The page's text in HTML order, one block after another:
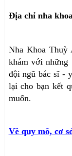
Địa chỉ nha
Nha Khoa Thuỳ
khám với những
đội ngũ bác sĩ -
lại cho bạn kết
muốn.
Về quy mô, cơ